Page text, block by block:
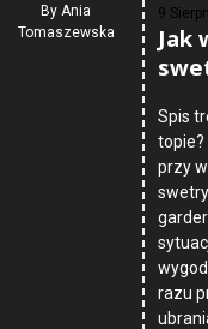
By Ania
Tomaszewska
9
Jak
Spis
topie?
przy
razu